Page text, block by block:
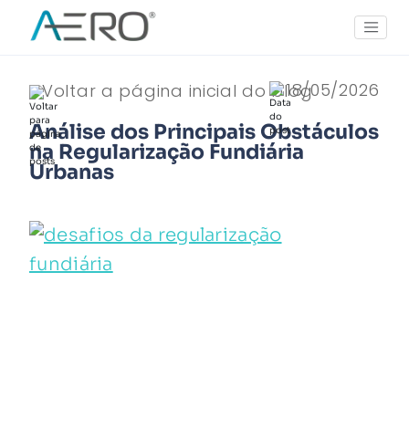
18/05/2026
Voltar a página inicial do blog
Análise dos Principais Obstáculos
na Regularização Fundiária
Urbanas